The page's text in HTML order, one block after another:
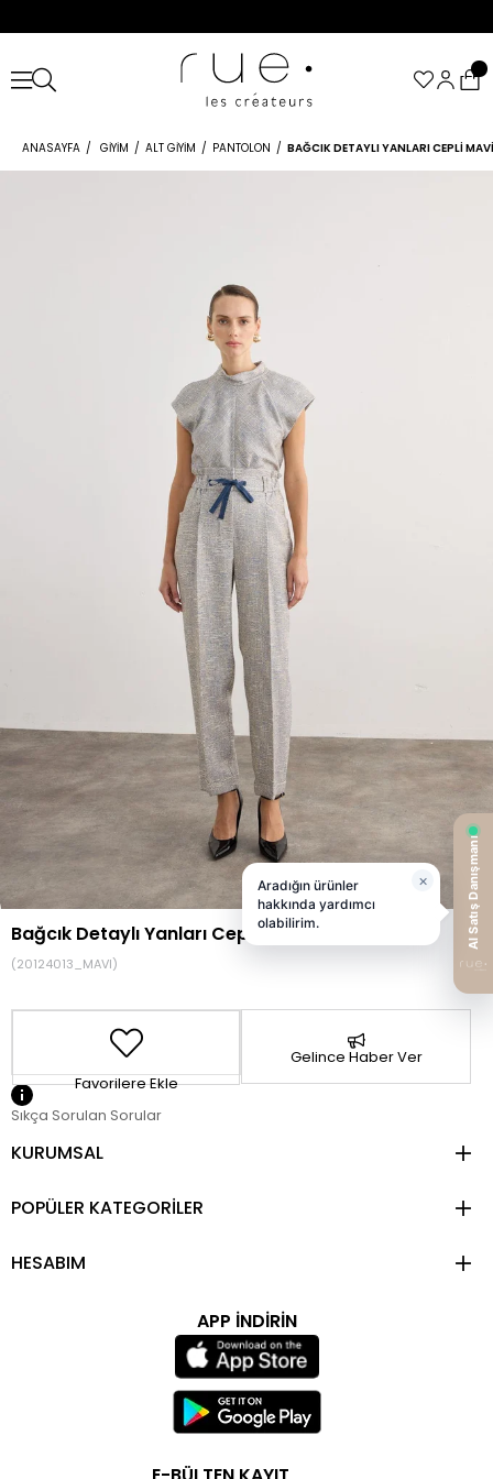
ANASAYFA GIYIM ALT GIYIM PANTOLON BAĞCIK DETAYLI YANLARI CEPLI
Bağcık Detaylı Yanları Cepli Mavi Pantolon
(20124013_MAVI)
Favorilere Ekle
Gelince Haber Ver
Sıkça Sorulan Sorular
KURUMSAL
POPÜLER KATEGORİLER
HESABIM
APP İNDİRİN